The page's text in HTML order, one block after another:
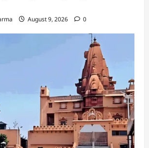
August 9, 2026 0